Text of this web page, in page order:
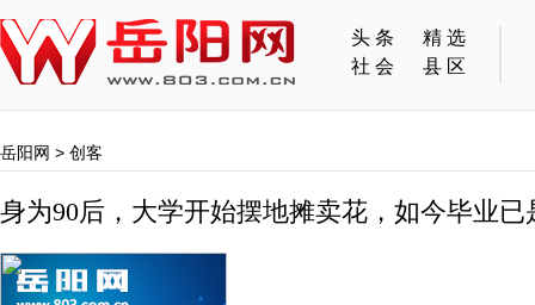
头条
精选
社会
县区
岳阳网 > 创客
身为90后，大学开始摆地摊卖花，如今毕业已